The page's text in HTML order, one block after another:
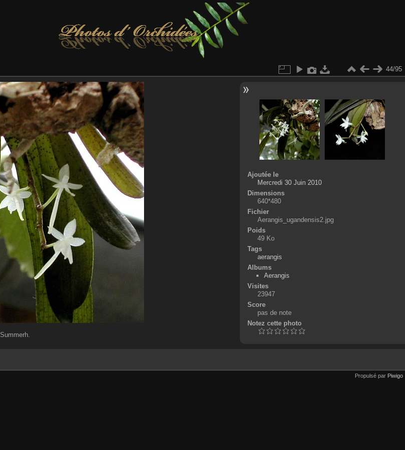
44/95
Summerh.
Ajoutée le
Mercredi 30 Juin 2010
Dimensions
640*480
Fichier
Aerangis_ugandensis2.jpg
Poids
49 Ko
Tags
aerangis
Albums
Aerangis
Visites
23947
Score
pas de note
Notez cette photo
Propulsé par Piwigo